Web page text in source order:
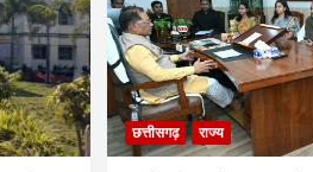
छत्तीसगढ़ राज्य